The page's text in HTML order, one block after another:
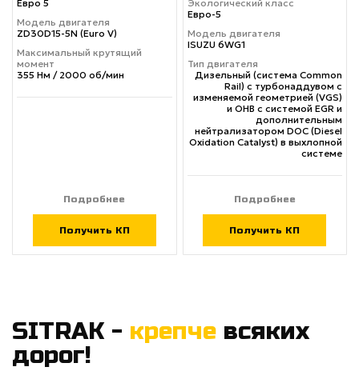
Евро 5
Модель двигателя
ZD30D15-5N (Euro V)
Максимальный крутящий
момент
355 Нм / 2000 об/мин
Подробнее
Получить КП
Экологический класс
Евро-5
Модель двигателя
ISUZU 6WG1
Тип двигателя
Дизельный (система Common
Rail) с турбонаддувом с
изменяемой геометрией (VGS)
и ОНВ с системой EGR и
дополнительным
нейтрализатором DOC (Diesel
Oxidation Catalyst) в выхлопной
системе
Подробнее
Получить КП
SITRAK - крепче всяких
дорог!